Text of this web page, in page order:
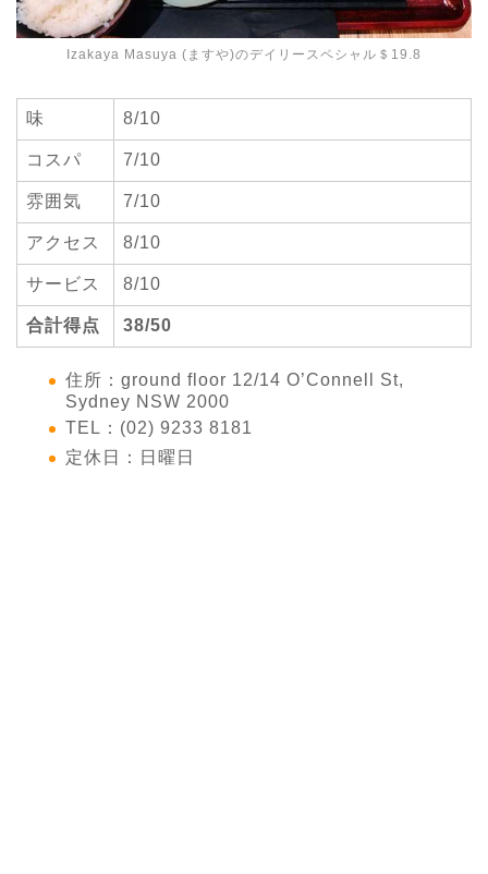
Izakaya Masuya (ますや)のデイリースペシャル＄19.8
味 8/10
コスパ 7/10
雰囲気 7/10
アクセス 8/10
サービス 8/10
合計得点 38/50
住所：ground floor 12/14 O’Connell St,
Sydney NSW 2000
TEL：(02) 9233 8181
定休日：日曜日